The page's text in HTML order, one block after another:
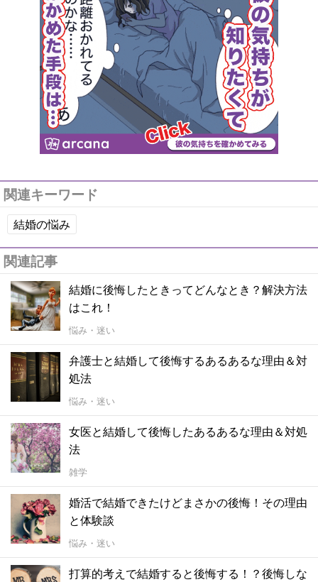
関連キーワード
結婚の悩み
関連記事
結婚に後悔したときってどんなとき？解決方法
はこれ！
悩み・迷い
弁護士と結婚して後悔するあるあるな理由＆対
処法
悩み・迷い
女医と結婚して後悔したあるあるな理由＆対処
法
雑学
婚活で結婚できたけどまさかの後悔！その理由
と体験談
悩み・迷い
打算的考えで結婚すると後悔する！？後悔しな